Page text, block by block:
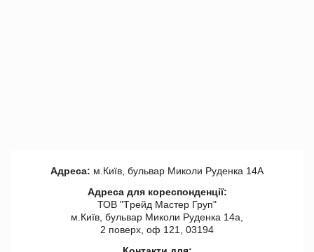
Адреса: м.Київ, бульвар Миколи Руденка 14А
Адреса для кореспонденції:
ТОВ "Tрейд Мастер Груп"
м.Київ, бульвар Миколи Руденка 14а,
2 поверх, оф 121, 03194